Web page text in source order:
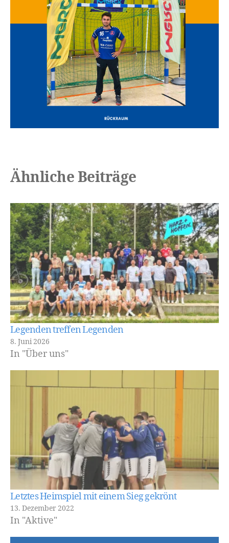
Ähnliche Beiträge
Legenden treffen Legenden
8. Juni 2026
In "Über uns"
Letztes Heimspiel mit einem Sieg gekrönt
13. Dezember 2022
In "Aktive"